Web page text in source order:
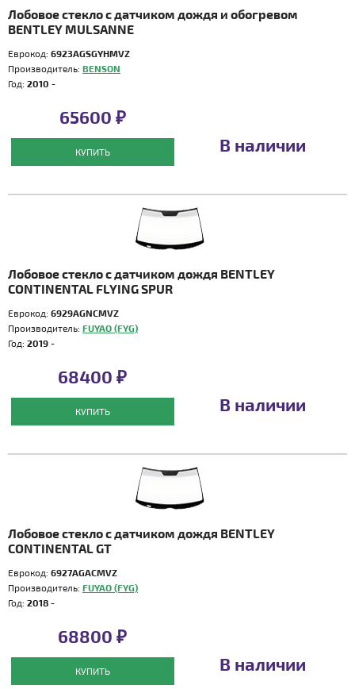
Лобовое стекло с датчиком дождя и обогревом
BENTLEY MULSANNE
Еврокод: 6923AGSGYHMVZ
Производитель: BENSON
Год: 2010 -
65600 ₽
КУПИТЬ В наличии
Лобовое стекло с датчиком дождя BENTLEY
CONTINENTAL FLYING SPUR
Еврокод: 6929AGNCMVZ
Производитель: FUYAO (FYG)
Год: 2019 -
68400 ₽
КУПИТЬ В наличии
Лобовое стекло с датчиком дождя BENTLEY
CONTINENTAL GT
Еврокод: 6927AGACMVZ
Производитель: FUYAO (FYG)
Год: 2018 -
68800 ₽
КУПИТЬ В наличии